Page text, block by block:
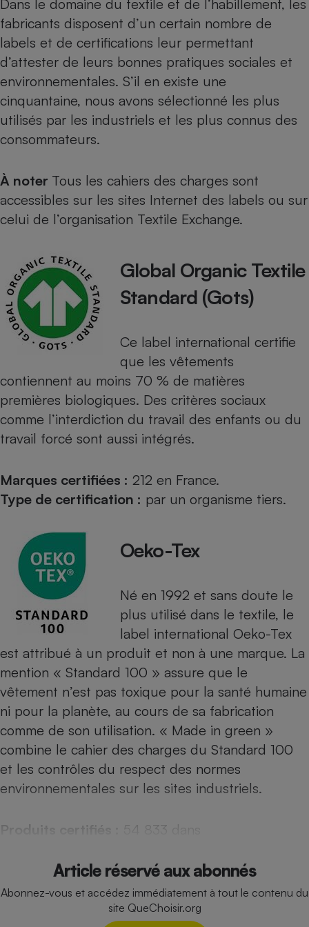
Dans le domaine du textile et de l’habillement, les
fabricants disposent d’un certain nombre de
labels et de certifications leur permettant
d’attester de leurs bonnes pratiques sociales et
environnementales. S’il en existe une
cinquantaine, nous avons sélectionné les plus
utilisés par les industriels et les plus connus des
consommateurs.
À noter Tous les cahiers des charges sont
accessibles sur les sites Internet des labels ou sur
celui de l’organisation Textile Exchange.
Global Organic Textile
Standard (Gots)
Ce label international certifie
que les vêtements
contiennent au moins 70 % de matières
premières biologiques. Des critères sociaux
comme l’interdiction du travail des enfants ou du
travail forcé sont aussi intégrés.
Marques certifiées : 212 en France.
Type de certification : par un organisme tiers.
Oeko-Tex
Né en 1992 et sans doute le
plus utilisé dans le textile, le
label international Oeko-Tex
est attribué à un produit et non à une marque. La
mention « Standard 100 » assure que le
vêtement n’est pas toxique pour la santé humaine
ni pour la planète, au cours de sa fabrication
comme de son utilisation. « Made in green »
combine le cahier des charges du Standard 100
et les contrôles du respect des normes
environnementales sur les sites industriels.
Produits certifiés : 54 833 dans
Article réservé aux abonnés
Abonnez-vous et accédez immédiatement à tout le contenu du
site QueChoisir.org
Complément
alimentaire
Assurance emprunteur
Petit électroménager -
Lave-linge
Plaque de cuisson à
induction
Ventilateur
Cafetière à expressos
Robot ménager
Téléviseur
Radiateur électrique
Ventilateur
Mutuelle
Antimoustique